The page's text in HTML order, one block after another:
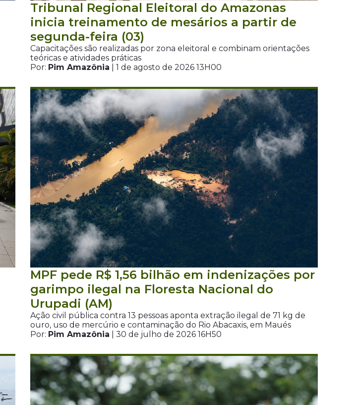
Tribunal Regional Eleitoral do Amazonas
inicia treinamento de mesários a partir de
segunda-feira (03)
Capacitações são realizadas por zona eleitoral e combinam orientações
teóricas e atividades práticas
Por: Pim Amazônia | 1 de agosto de 2026 13H00
MPF pede R$ 1,56 bilhão em indenizações por
garimpo ilegal na Floresta Nacional do
Urupadi (AM)
Ação civil pública contra 13 pessoas aponta extração ilegal de 71 kg de
ouro, uso de mercúrio e contaminação do Rio Abacaxis, em Maués
Por: Pim Amazônia | 30 de julho de 2026 16H50